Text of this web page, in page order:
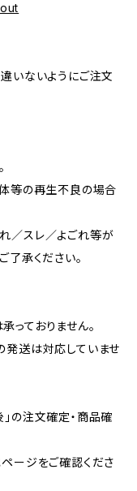
いないようにご注文
等の再生不良の場合
／スレ／よごれ等が
了承ください。
ておりません。
送は対応していませ
の注文確定・商品確
ージをご確認くださ